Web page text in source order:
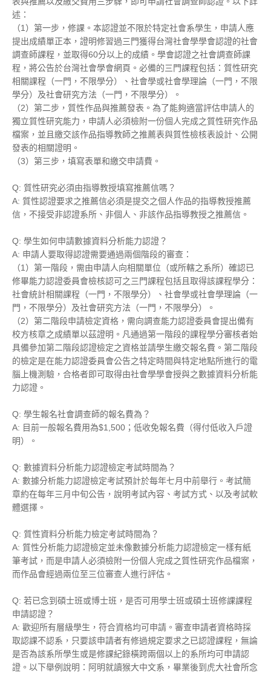
述：
（1）第一步，修課。本認證並不限於特定社會系學生，申請人應
提出成績單正本，證明修習過三門獲得台灣社會學學會認證的社會
調查師課程，並取得60分以上的成績。學會認證之社會調查師課
程，將公告於台灣社會學會網頁。必備的三門課程包括：質性研究
相關課程（一門，不限學分）、社會學或社會學理論（一門，不限
學分）及社會研究方法（一門，不限學分）。
（2）第二步，質性作品與推薦發表。為了能夠適當評估申請人的
獨立質性研究能力，申請人必須檢附一份個人完成之質性研究作品
檔案，並且繳交該作品指導教師之推薦表與質性檢核表設計、公開
發表的相關證明。
（3）第三步，填寫表單和繳交申請費。
Q: 質性研究必須由指導教授填寫推薦信嗎？
A: 質性認證要求之推薦信必須是提交之個人作品的指導教授推薦
信，不接受非認證系所、非個人、非該作品指導教授之推薦信。
Q: 學生如何申請數據資料分析能力認證？
A: 申請人要取得認證需要通過兩個階段的審查：
（1）第一階段，需由申請人向相關單位（或所轄之系所）確認已
修畢能力認證委員會檢核認可之三門課程包括且取得該課程學分：
社會統計相關課程（一門，不限學分）、社會學或社會學理論（一
門，不限學分）及社會研究方法（一門，不限學分）。
（2）第二階段申請檢定資格，需向調查能力認證委員會提出備有
校方核章之成績單以茲證明。凡通過第一階段的課程學分審核者始
具備參加第二階段認證檢定之資格並請學生繳交報名費。第二階段
的檢定是在能力認證委員會公告之特定時間與特定地點所進行的電
腦上機測驗，合格者即可取得由社會學學會授與之數據資料分析能
力認證 。
Q: 學生報名社會調查師的報名費為？
A: 目前一般報名費用為$1,500；低收免報名費（得付低收入戶證
明）。
Q: 數據資料分析能力認證檢定考試時間為？
A: 數據分析能力認證檢定考試預計於每年七月中前舉行。考試簡
章約在每年三月中旬公告，說明考試內容、考試方式、以及考試軟
體選擇。
Q: 質性資料分析能力檢定考試時間為？
A: 質性分析能力認證檢定並未像數據分析能力認證檢定一樣有紙
筆考試，而是申請人必須檢附一份個人完成之質性研究作品檔案，
而作品會經過兩位至三位審查人進行評估。
Q: 若已念到碩士班或博士班，是否可用學士班或碩士班修課課程
申請認證？
A: 歡迎所有層級學生，符合資格均可申請。審查申請者資格時採
取認課不認系，只要該申請者有修過規定要求之已認證課程，無論
是否為該系所學生或是修課紀錄橫跨兩個以上的系所均可申請認
證。以下舉例說明：阿明就讀猴大中文系，畢業後到虎大社會所念